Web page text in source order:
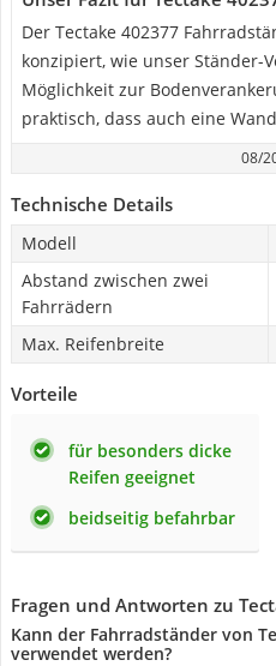
Der Tectake 402377
konzipiert, wie unser Ständer-
Möglichkeit zur
praktisch, dass auch eine
08/
Technische Details
Modell
Abstand zwischen zwei
Fahrrädern
Max. Reifenbreite
Vorteile
für besonders dicke
Reifen geeignet
beidseitig befahrbar
Fragen und Antworten zu
Kann der Fahrradständer von
verwendet werden?